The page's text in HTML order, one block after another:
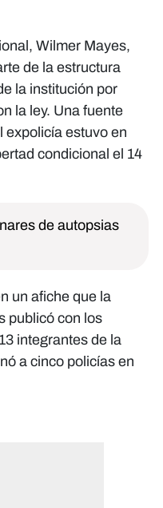
Wilmer Mayes,
de la estructura
la institución por
la ley. Una fuente
expolicía estuvo en
condicional el 14
de autopsias
un afiche que la
publicó con los
integrantes de la
a cinco policías en